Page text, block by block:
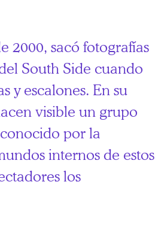
2000, sacó fotografías
South Side cuando
y escalones. En su
visible un grupo
por la
internos de estos
los